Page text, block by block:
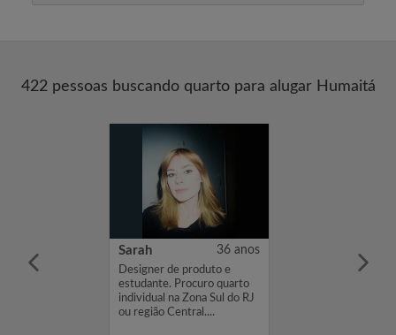
422 pessoas buscando quarto para alugar Humaitá
e estou
Sarah 36 anos
Designer de produto e
estudante. Procuro quarto
individual na Zona Sul do RJ
ou região Central....